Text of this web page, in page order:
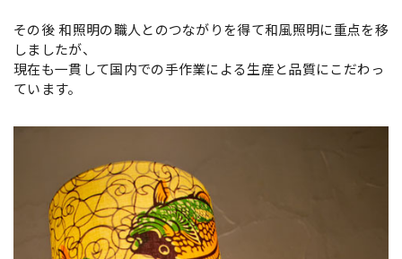
その後 和照明の職人とのつながりを得て和風照明に重点を移
しましたが、
現在も一貫して国内での手作業による生産と品質にこだわっ
ています。